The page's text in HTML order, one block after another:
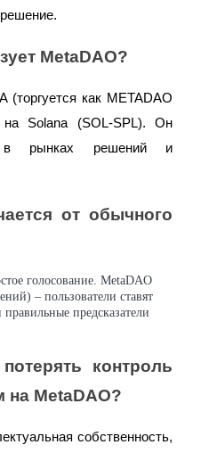
MetaDAO?
(торгуется как METADAO
на Solana (SOL-SPL). Он
в рынках решений и
от обычного
голосование. MetaDAO
– пользователи ставят
предсказатели
контроль
на MetaDAO?
собственность,